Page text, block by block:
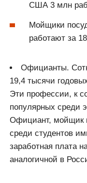
США 3 млн
Мойщики
работают за
Официанты.
19,4 тысячи
Эти профессии, к
популярных среди
Официант, мойщик
среди студентов
заработная плата
аналогичной в